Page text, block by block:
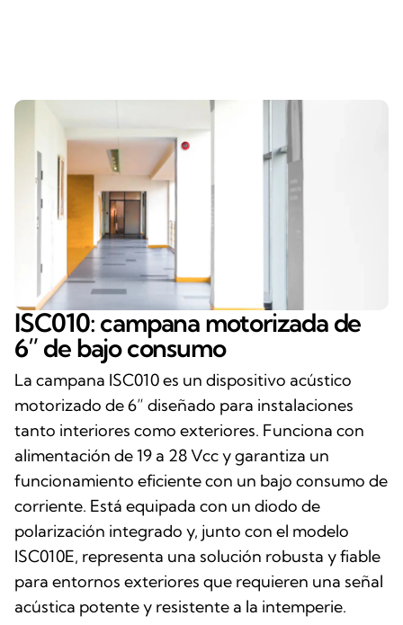
ISC010: campana motorizada de
6” de bajo consumo
La campana ISC010 es un dispositivo acústico
motorizado de 6” diseñado para instalaciones
tanto interiores como exteriores. Funciona con
alimentación de 19 a 28 Vcc y garantiza un
funcionamiento eficiente con un bajo consumo de
corriente. Está equipada con un diodo de
polarización integrado y, junto con el modelo
ISC010E, representa una solución robusta y fiable
para entornos exteriores que requieren una señal
acústica potente y resistente a la intemperie.